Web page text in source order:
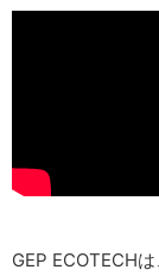
GEP ECOTECH